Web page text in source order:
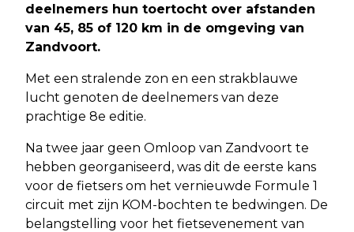
deelnemers hun toertocht over afstanden
van 45, 85 of 120 km in de omgeving van
Zandvoort.
Met een stralende zon en een strakblauwe
lucht genoten de deelnemers van deze
prachtige 8e editie.
Na twee jaar geen Omloop van Zandvoort te
hebben georganiseerd, was dit de eerste kans
voor de fietsers om het vernieuwde Formule 1
circuit met zijn KOM-bochten te bedwingen. De
belangstelling voor het fietsevenement van